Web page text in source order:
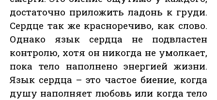
достаточно приложить ладонь к груди.
Сердце так же красноречиво, как слово.
Однако язык сердца не подвластен
контролю, хотя он никогда не умолкает,
пока тело наполнено энергией жизни.
Язык сердца – это частое биение, когда
душу наполняет любовь или когда тело